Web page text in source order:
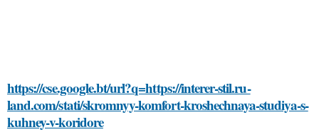
https://cse.google.bt/url?q=https://interer-stil.ru-
land.com/stati/skromnyy-komfort-kroshechnaya-studiya-s-
kuhney-v-koridore